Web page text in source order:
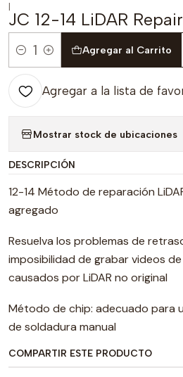
|
JC 12-14 LiDAR
Cantidad
Agregar al Carrito
Agregar a la lista de
Mostrar stock de ubicaciones
DESCRIPCIÓN
12-14 Método de reparación
agregado
Resuelva los problemas de
imposibilidad de grabar videos
causados ​​por LiDAR no original
Método de chip: adecuado para
de soldadura manual
COMPARTIR ESTE PRODUCTO